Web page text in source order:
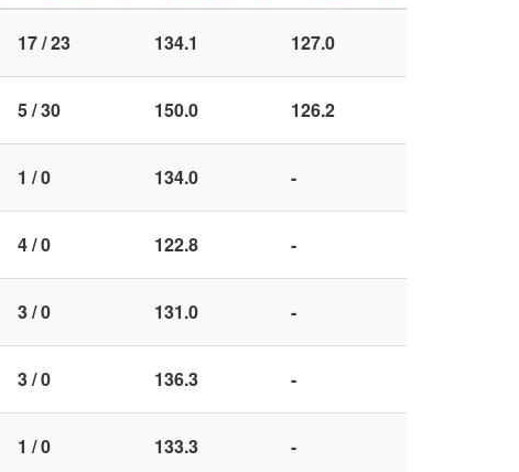
17 / 23 134.1 127.0
5 / 30 150.0 126.2
1 / 0 134.0 -
4 / 0 122.8 -
3 / 0 131.0 -
3 / 0 136.3 -
1 / 0 133.3 -